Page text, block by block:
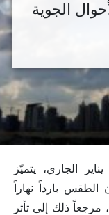
الجوية
الجاري، يتميّز
بارداً نهاراً
مرجعاً ذلك إلى تأثر